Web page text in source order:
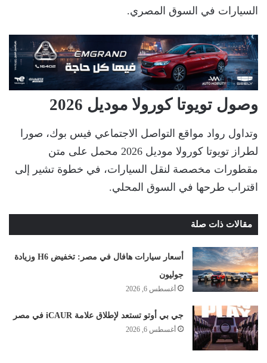
السيارات في السوق المصري.
وصول تويوتا كورولا موديل 2026
وتداول رواد مواقع التواصل الاجتماعي فيس بوك، صورا
لطراز تويوتا كورولا موديل 2026 محمل على متن
مقطورات مخصصة لنقل السيارات، في خطوة تشير إلى
اقتراب طرحها في السوق المحلي.
مقالات ذات صلة
أسعار سيارات هافال في مصر: تخفيض H6 وزيادة
جوليون
أغسطس 6, 2026
جي بي أوتو تستعد لإطلاق علامة iCAUR في مصر
أغسطس 6, 2026